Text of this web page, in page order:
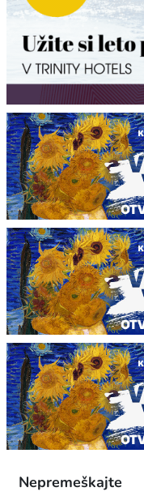
Nepremeškajte